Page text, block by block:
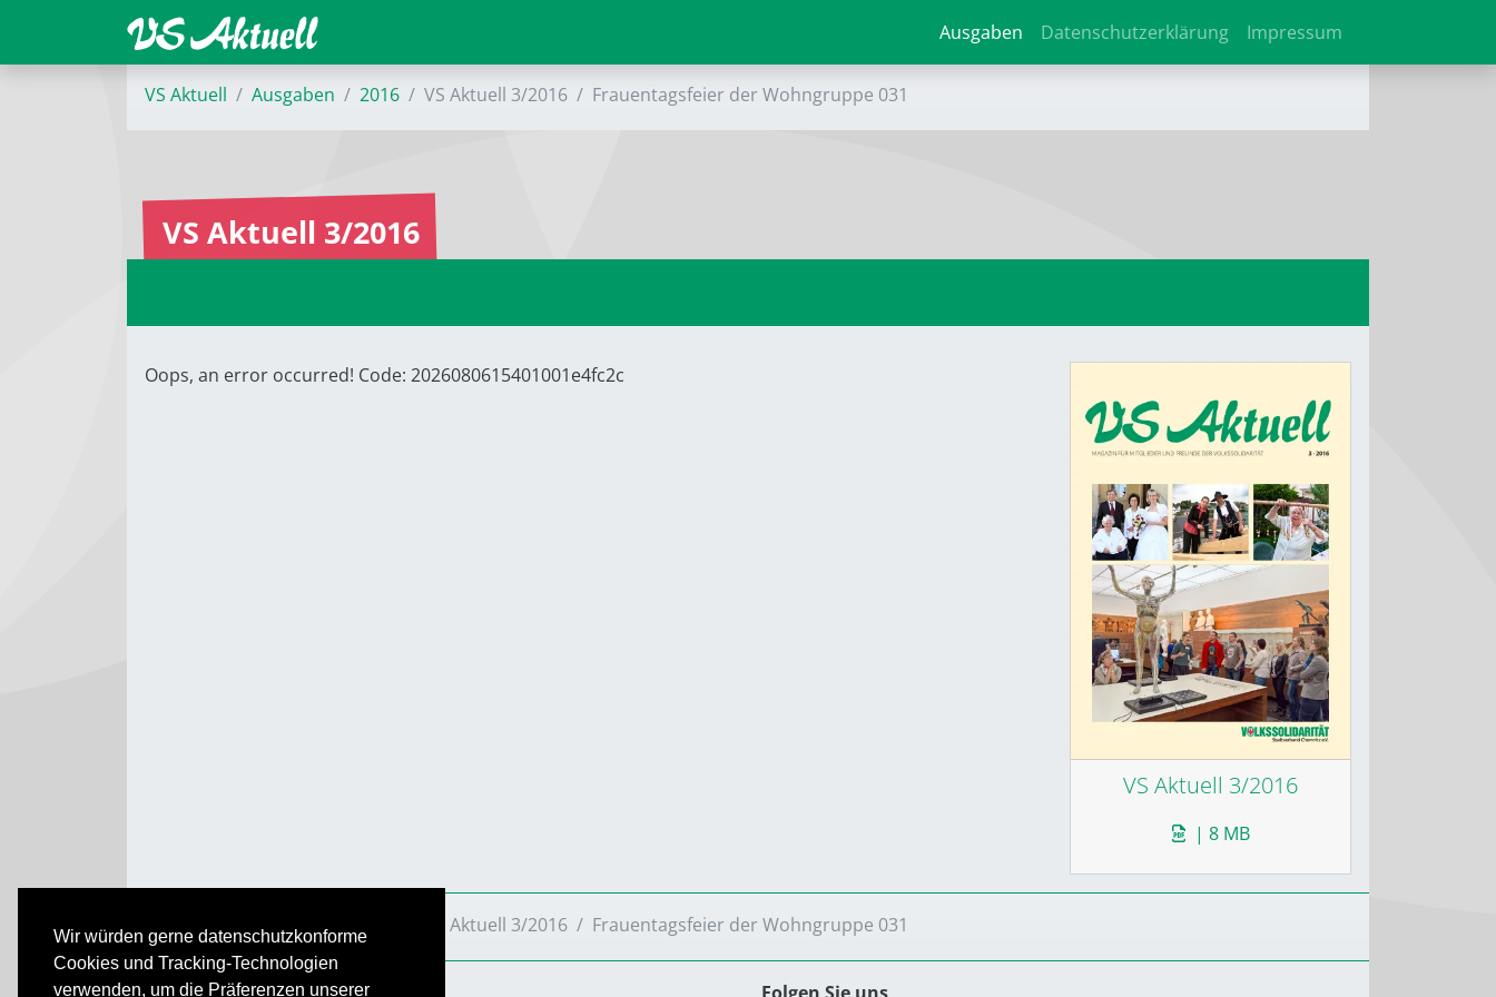
Wir würden gerne datenschutzkonforme
Cookies und Tracking-Technologien
verwenden, um die Präferenzen unserer
Ausgaben Datenschutzerklärung Impressum
VS Aktuell Ausgaben 2016 VS Aktuell 3/2016 Frauentagsfeier der Wohngruppe 031
VS Aktuell 3/2016
VS Aktuell 3/2016
| 8 MB
Oops, an error occurred! Code: 2026080615401001e4fc2c
VS Aktuell Ausgaben VS Aktuell 3/2016 Frauentagsfeier der Wohngruppe 031